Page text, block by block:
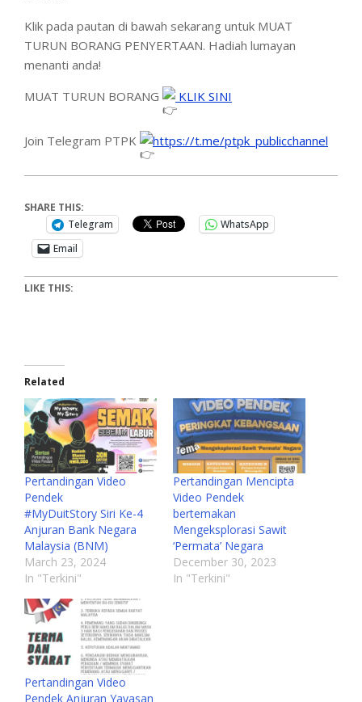
Klik pada pautan di bawah sekarang untuk MUAT
TURUN BORANG PENYERTAAN. Hadiah lumayan
menanti anda!
MUAT TURUN BORANG
KLIK SINI
Join Telegram PTPK https://t.me/ptpk_publicchannel
SHARE THIS:
Telegram
WhatsApp
Email
LIKE THIS:
Related
Pertandingan Video
Pendek
#MyDuitStory Siri Ke-4
Anjuran Bank Negara
Malaysia (BNM)
March 23, 2024
In "Terkini"
Pertandingan Mencipta
Video Pendek
bertemakan
Mengeksplorasi Sawit
‘Permata’ Negara
December 30, 2023
In "Terkini"
Pertandingan Video
Pendek Anjuran Yayasan